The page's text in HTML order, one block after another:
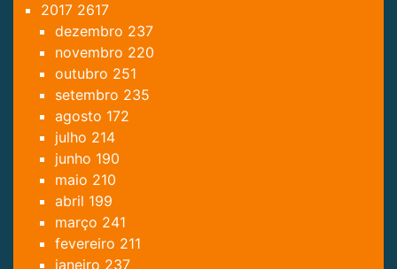
2017 2617
dezembro 237
novembro 220
outubro 251
setembro 235
agosto 172
julho 214
junho 190
maio 210
abril 199
março 241
fevereiro 211
janeiro 237